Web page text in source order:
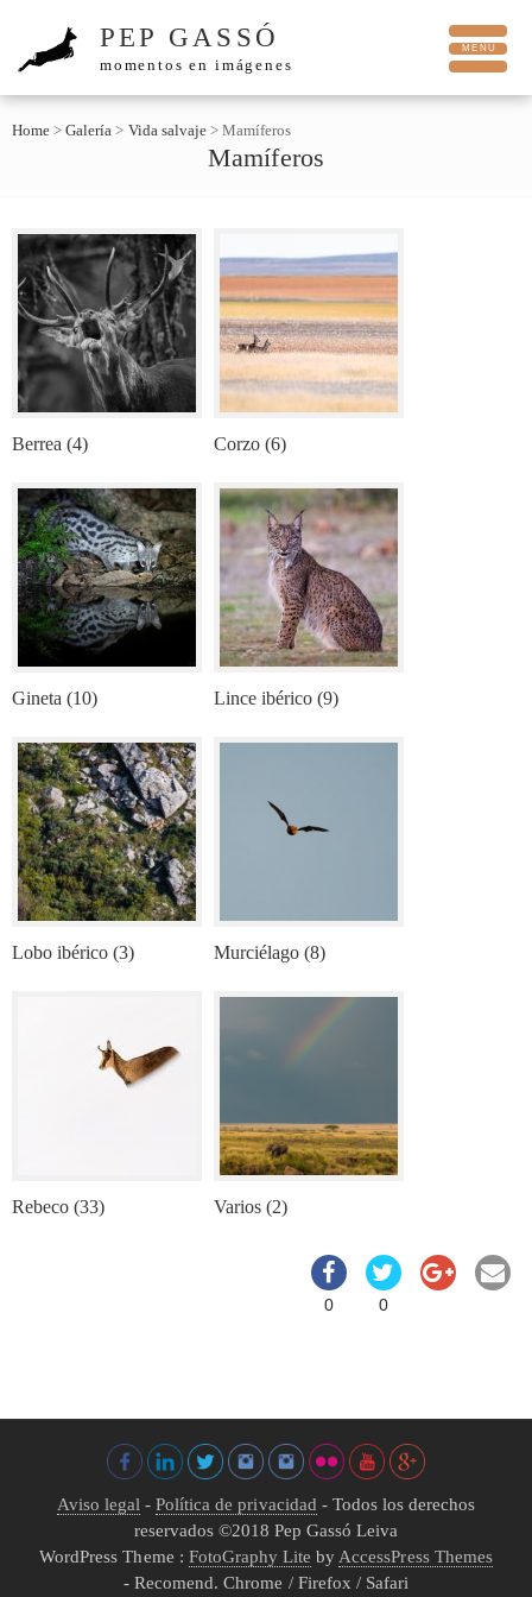
PEP GASSÓ
momentos en imágenes
Home >Galería > Vida salvaje> Mamíferos
Mamíferos
Berrea (4) Corzo (6)
Gineta (10) Lince ibérico (9)
Lobo ibérico (3) Murciélago (8)
Rebeco (33) Varios (2)
0
0
Aviso legal -Política de privacidad - Todos los derechos
reservados ©2018 Pep Gassó Leiva
WordPress Theme : FotoGraphy Lite by AccessPress Themes
- Recomend. Chrome / Firefox / Safari